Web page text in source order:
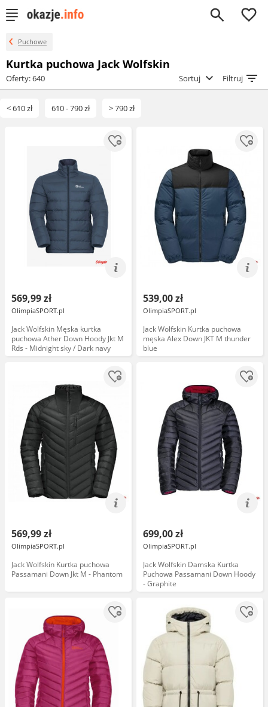
0
Puchowe
Kurtka puchowa Jack Wolfskin
Oferty: 640 Sortuj Filtruj
< 610 zł 610 - 790 zł > 790 zł
569,99 zł
OlimpiaSPORT.pl
Jack Wolfskin Męska kurtka
puchowa Ather Down Hoody Jkt M
Rds - Midnight sky / Dark navy
539,00 zł
OlimpiaSPORT.pl
Jack Wolfskin Kurtka puchowa
męska Alex Down JKT M thunder
blue
569,99 zł
OlimpiaSPORT.pl
Jack Wolfskin Kurtka puchowa
Passamani Down Jkt M - Phantom
699,00 zł
OlimpiaSPORT.pl
Jack Wolfskin Damska Kurtka
Puchowa Passamani Down Hoody
- Graphite